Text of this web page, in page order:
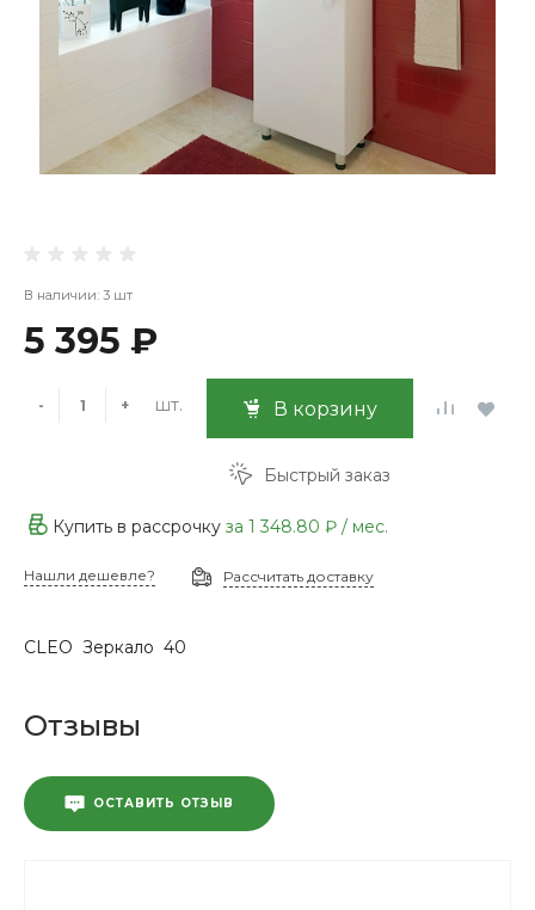
В наличии: 3 шт
5 395 ₽
- + шт. В корзину
Быстрый заказ
Купить в рассрочку за 1 348.80 ₽ / мес.
Нашли дешевле? Рассчитать доставку
CLEO Зеркало 40
Отзывы
ОСТАВИТЬ ОТЗЫВ